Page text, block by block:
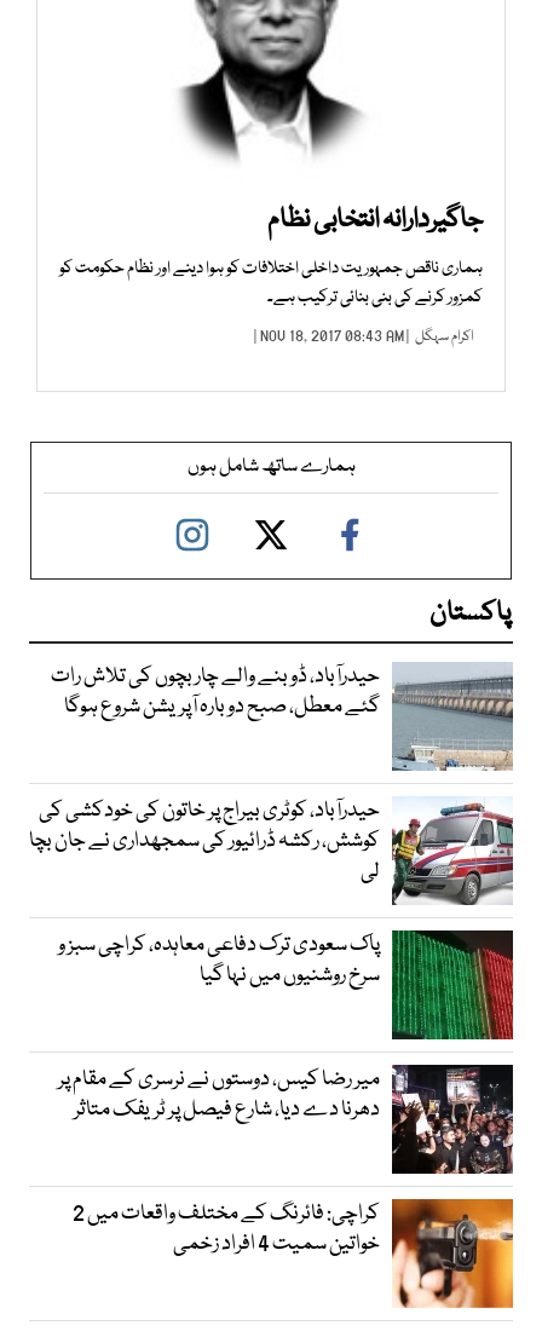
جاگیردارانہ انتخابی نظام
ہماری ناقص جمہوریت داخلی اختلافات کو ہوا دینے اور نظام حکومت کو
کمزور کرنے کی بنی بنائی ترکیب ہے۔
اکرام سہگل | NOV 18, 2017 08:43 AM |
ہمارے ساتھ شامل ہوں
پاکستان
حیدرآباد، ڈوبنے والے چار بچوں کی تلاش رات
گئے معطل، صبح دوبارہ آپریشن شروع ہوگا
حیدرآباد، کوٹری بیراج پر خاتون کی خودکشی کی
کوشش، رکشہ ڈرائیور کی سمجھداری نے جان بچا
لی
پاک سعودی ترک دفاعی معاہدہ، کراچی سبز و
سرخ روشنیوں میں نہا گیا
میر رضا کیس، دوستوں نے نرسری کے مقام پر
دھرنا دے دیا، شارع فیصل پر ٹریفک متاثر
کراچی: فائرنگ کے مختلف واقعات میں 2
خواتین سمیت 4 افراد زخمی